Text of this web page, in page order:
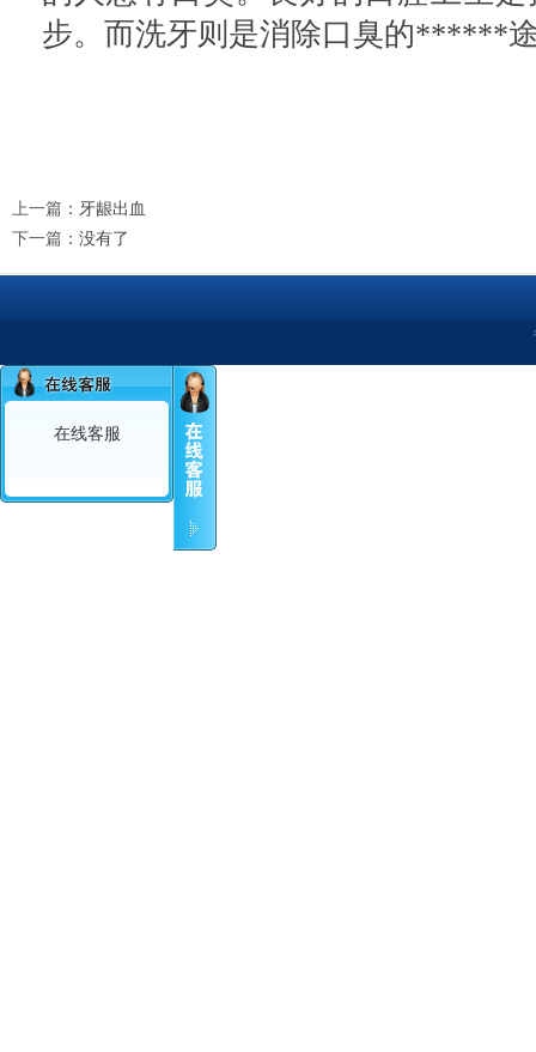
步。而洗牙则是消除口臭的******
上一篇 ： 牙龈出血
下一篇 ：没有了
在线客服